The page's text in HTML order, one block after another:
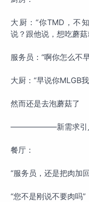
大厨：“你TMD，不
说？跟他说，想吃蘑
服务员：“啊你怎么不
大厨：“早说你MLGB
然而还是去泡蘑菇了
——————新需求引
餐厅：
“服务员，还是把肉加
“您不是刚说不要肉吗”